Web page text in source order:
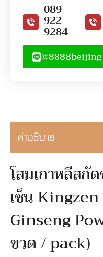
089-
922-
9284
@8888beijing
คำอธิบาย
โสมเกาหลีสกั
เซ็น
Ginseng
ขวด / pack)